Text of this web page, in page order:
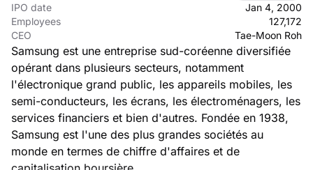
IPO date
Jan 4, 2000
Employees
127,172
CEO
Tae-Moon Roh
Samsung est une entreprise sud-coréenne diversifiée
opérant dans plusieurs secteurs, notamment
l'électronique grand public, les appareils mobiles, les
semi-conducteurs, les écrans, les électroménagers, les
services financiers et bien d'autres. Fondée en 1938,
Samsung est l'une des plus grandes sociétés au
monde en termes de chiffre d'affaires et de